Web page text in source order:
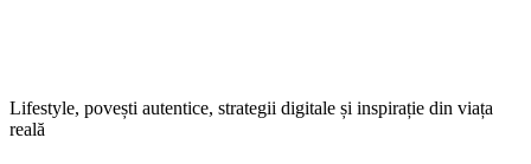
Lifestyle, povești autentice, strategii digitale și inspirație din viața
reală